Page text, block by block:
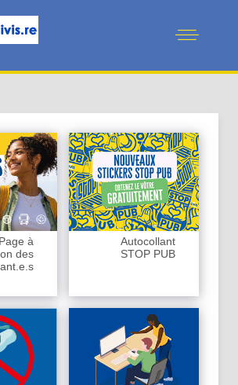
Page à
des
Autocollant
STOP PUB